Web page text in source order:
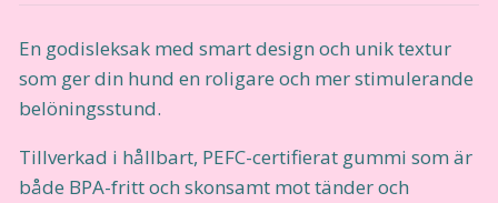
En godisleksak med smart design och unik textur
som ger din hund en roligare och mer stimulerande
belöningsstund.
Tillverkad i hållbart, PEFC-certifierat gummi som är
både BPA-fritt och skonsamt mot tänder och